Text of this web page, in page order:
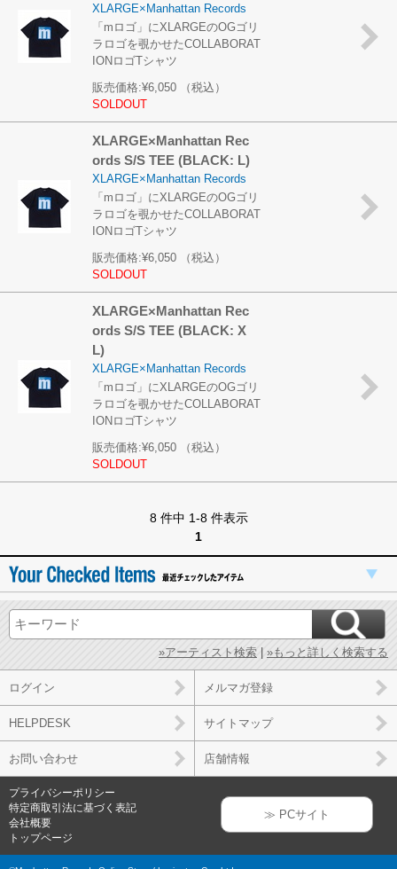
XLARGE×Manhattan Records
「mロゴ」にXLARGEのOGゴリ
ラロゴを覗かせたCOLLABORAT
IONロゴTシャツ
販売価格:¥6,050
（税込）
SOLDOUT
XLARGE×Manhattan Rec
ords S/S TEE (BLACK: L)
XLARGE×Manhattan Records
「mロゴ」にXLARGEのOGゴリ
ラロゴを覗かせたCOLLABORAT
IONロゴTシャツ
販売価格:¥6,050
（税込）
SOLDOUT
XLARGE×Manhattan Rec
ords S/S TEE (BLACK: X
L)
XLARGE×Manhattan Records
「mロゴ」にXLARGEのOGゴリ
ラロゴを覗かせたCOLLABORAT
IONロゴTシャツ
販売価格:¥6,050
（税込）
SOLDOUT
8 件中 1-8 件表示
1
»アーティスト検索 | »もっと詳しく検索する
ログイン メルマガ登録
HELPDESK サイトマップ
お問い合わせ 店舗情報
プライバシーポリシー
特定商取引法に基づく表記
会社概要
トップページ
≫ PCサイト